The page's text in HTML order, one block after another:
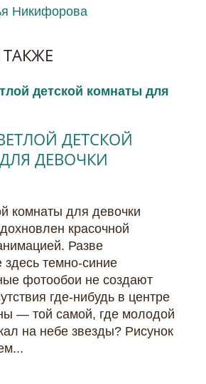
Никифорова
ДЕТСКОЙ
ДЕВОЧКИ
комнаты для девочки
красочной
Разве
здесь темно-синие
фотообои не создают
где-нибудь в центре
— той самой, где молодой
на небе звезды? Рисунок